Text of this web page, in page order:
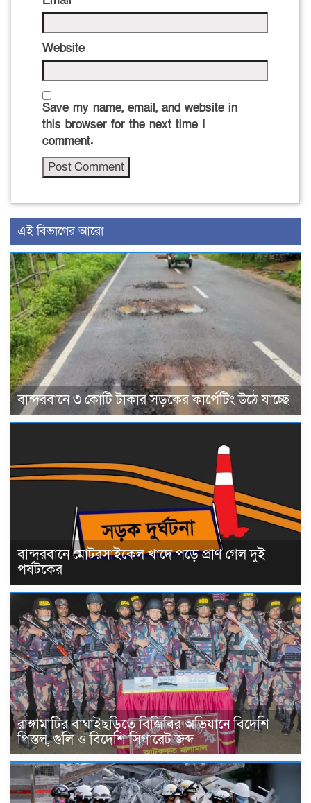
Website
Save my name, email, and website in
this browser for the next time I
comment.
এই বিভাগের আরো
বান্দরবানে ৩ কোটি টাকার সড়কের কার্পেটিং উঠে যাচ্ছে
বান্দরবানে মোটরসাইকেল খাদে পড়ে প্রাণ গেল দুই
পর্যটকের
রাঙ্গামাটির বাঘাইছড়িতে বিজিবির অভিযানে বিদেশি
পিস্তল, গুলি ও বিদেশি সিগারেট জব্দ